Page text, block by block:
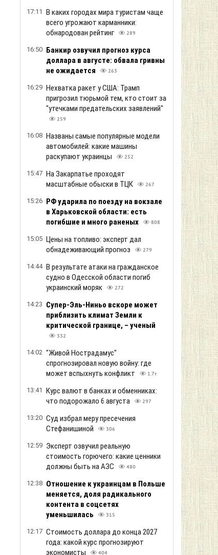
17:11 В каких городах мира туристам чаще
всего угрожают карманники:
обнародован рейтинг
289
16:50 Банкир озвучил прогноз курса
доллара в августе: обвала гривны
не ожидается
263
16:29 Нехватка ракет у США: Трамп
пригрозил тюрьмой тем, кто стоит за
"утечками предательских заявлений"
259
16:08 Названы самые популярные модели
автомобилей: какие машины
раскупают украинцы
252
15:47 На Закарпатье проходят
масштабные обыски в ТЦК
267
15:26 РФ ударила по поезду на вокзале
в Харьковской области: есть
погибшие и много раненых
808
15:05 Цены на топливо: эксперт дал
обнадеживающий прогноз
279
14:44 В результате атаки на гражданское
судно в Одесской области погиб
украинский моряк
272
14:23 Супер-Эль-Ниньо вскоре может
приблизить климат Земли к
критической границе, – ученый
332
14:02 "Живой Нострадамус"
спрогнозировал новую войну: где
может вспыхнуть конфликт
1.7т
13:41 Курс валют в банках и обменниках:
что подорожало 6 августа
297
13:20 Суд избрал меру пресечения
Стефанишиной
306
12:59 Эксперт озвучил реальную
стоимость горючего: какие ценники
должны быть на АЗС
480
12:38 Отношение к украинцам в Польше
меняется, доля радикального
контента в соцсетях
уменьшилась
315
12:17 Стоимость доллара до конца 2027
года: какой курс прогнозируют
экономисты
404